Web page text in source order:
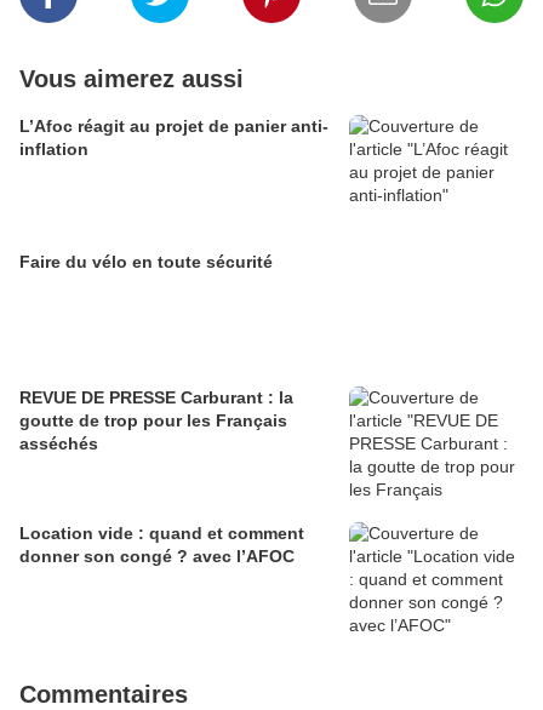
Vous aimerez aussi
L’Afoc réagit au projet de panier anti-
inflation
Faire du vélo en toute sécurité
REVUE DE PRESSE Carburant : la
goutte de trop pour les Français
asséchés
Location vide : quand et comment
donner son congé ? avec l’AFOC
Commentaires